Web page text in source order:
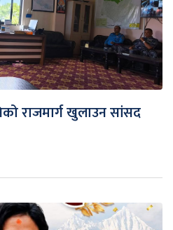
राजमार्ग खुलाउन सांसद